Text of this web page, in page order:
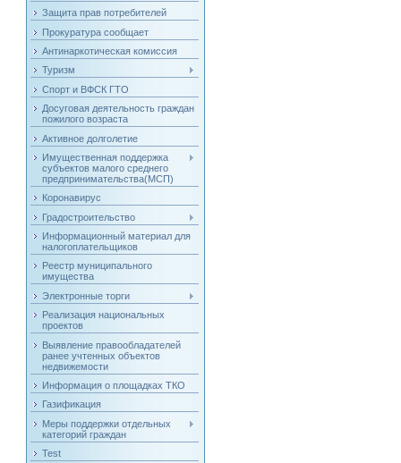
Защита прав потребителей
Прокуратура сообщает
Антинаркотическая комиссия
Туризм
Спорт и ВФСК ГТО
Досуговая деятельность граждан
пожилого возраста
Активное долголетие
Имущественная поддержка
субъектов малого среднего
предпринимательства(МСП)
Коронавирус
Градостроительство
Информационный материал для
налогоплательщиков
Реестр муниципального
имущества
Электронные торги
Реализация национальных
проектов
Выявление правообладателей
ранее учтенных объектов
недвижемости
Информация о площадках ТКО
Газификация
Меры поддержки отдельных
категорий граждан
Test